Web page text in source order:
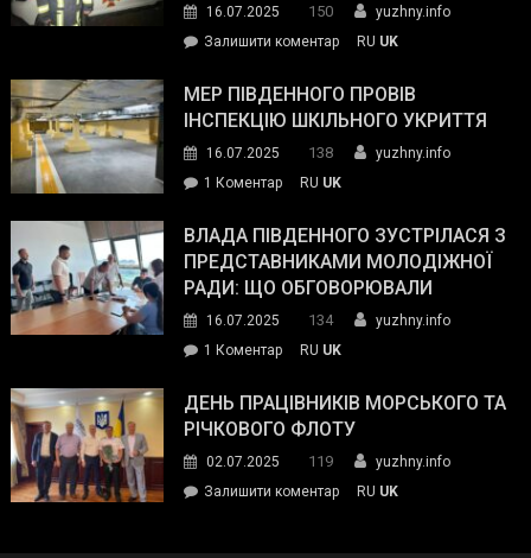
силових
та
органів:
«Наш
спільний
окупанти.
Маємо
діяти
команда
16.07.2025 150
yuzhny.info
Залишити коментарon
ДСНС
власноруч
пожежу
у
RU UK
МЕР ПІВДЕННОГО ПРОВІВ
ІНСПЕКЦІЮ ШКІЛЬНОГО УКРИТТЯ
16.07.2025 138
yuzhny.info
1 Коментардо
Південного
провів
інспекцію
укриття
RU UK
ВЛАДА ПІВДЕННОГО ЗУСТРІЛАСЯ З
ПРЕДСТАВНИКАМИ МОЛОДІЖНОЇ
РАДИ: ЩО ОБГОВОРЮВАЛИ
16.07.2025 134
yuzhny.info
1 Коментардо
Південного
зустрілася
представниками
молодіжної
RU UK
ДЕНЬ ПРАЦІВНИКІВ МОРСЬКОГО ТА
РІЧКОВОГО ФЛОТУ
02.07.2025 119
yuzhny.info
Залишити коментарon
RU UK